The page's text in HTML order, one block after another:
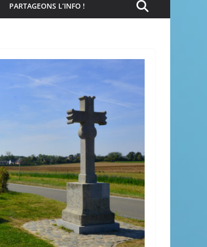
PARTAGEONS L’INFO !